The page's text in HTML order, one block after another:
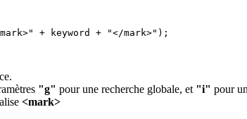
+ keyword + "</mark>");
"g" pour une recherche globale, et "i" pour
<mark>